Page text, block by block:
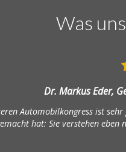
Was
Dr. Markus Eder,
Automobilkongress ist
hat: Sie verstehen